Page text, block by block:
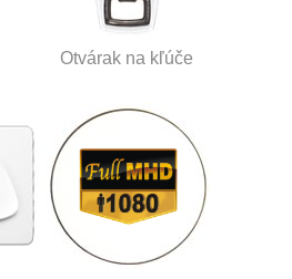
Otvárak na kľúče